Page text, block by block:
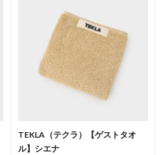
TEKLA（テクラ）【ゲストタオ
ル】シエナ